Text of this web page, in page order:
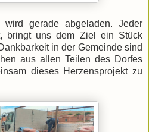
gerade abgeladen. Jeder
bringt uns dem Ziel ein Stück
in der Gemeinde sind
aus allen Teilen des Dorfes
dieses Herzensprojekt zu